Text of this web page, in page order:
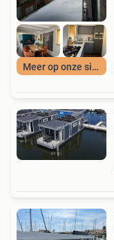
Meer op onze site